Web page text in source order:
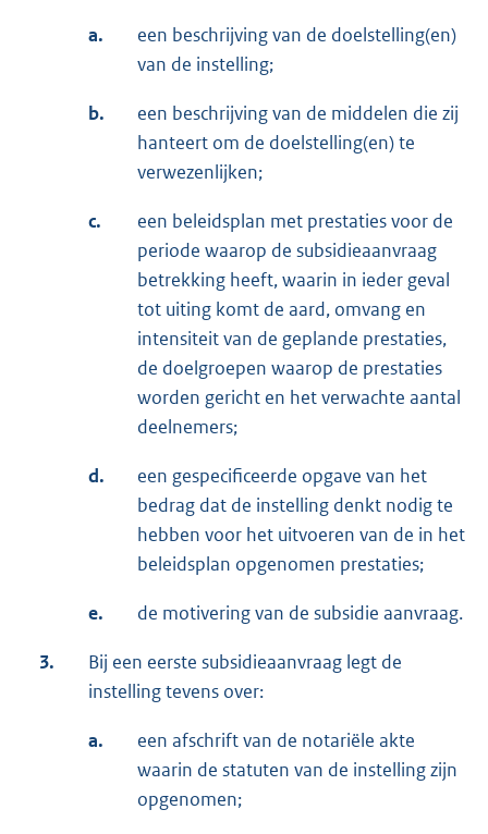
a.
een beschrijving van de doelstelling(en)
van de instelling;
b.
een beschrijving van de middelen die zij
hanteert om de doelstelling(en) te
verwezenlijken;
c.
een beleidsplan met prestaties voor de
periode waarop de subsidieaanvraag
betrekking heeft, waarin in ieder geval
tot uiting komt de aard, omvang en
intensiteit van de geplande prestaties,
de doelgroepen waarop de prestaties
worden gericht en het verwachte aantal
deelnemers;
d.
een gespecificeerde opgave van het
bedrag dat de instelling denkt nodig te
hebben voor het uitvoeren van de in het
beleidsplan opgenomen prestaties;
e. de motivering van de subsidie aanvraag.
3.
Bij een eerste subsidieaanvraag legt de
instelling tevens over:
a.
een afschrift van de notariële akte
waarin de statuten van de instelling zijn
opgenomen;